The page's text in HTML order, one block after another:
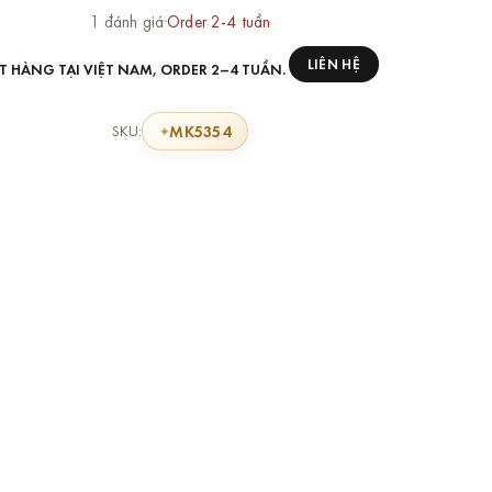
1 đánh giá·Order 2-4 tuần
HÀNG TẠI VIỆT NAM, ORDER 2–4 TUẦN. LIÊN HỆ
SKU: MK5354